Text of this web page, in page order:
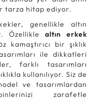
tarza hitap ediyor.
genellikle altın
Özellikle altın erkek
kamaştırıcı bir şıklık
ile dikkatleri
farklı tasarımları
kullanılıyor. Siz de
ve tasarımlardan
zarafetle